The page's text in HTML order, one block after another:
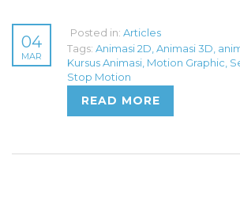
04
MAR
Posted in: Articles
Tags: Animasi 2D Animasi 3D
Kursus Animasi Motion Graphic
Stop Motion
READ MORE